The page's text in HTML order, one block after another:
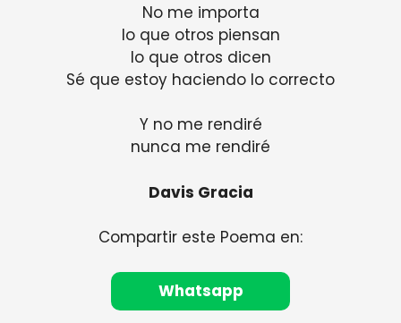
No me importa
lo que otros piensan
lo que otros dicen
Sé que estoy haciendo lo correcto
Y no me rendiré
nunca me rendiré
Davis Gracia
Compartir este Poema en:
Whatsapp